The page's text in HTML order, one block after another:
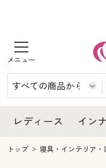
商品を探す
レディース
レディースファッショ
インナー・下着
インナー・下着通販す
メンズ
レディース イン
レディース
レディース通販すべて
レディースファッショ
インナー・下着
インナー・下着通販す
メンズ
トップ 寝具・インテリア・